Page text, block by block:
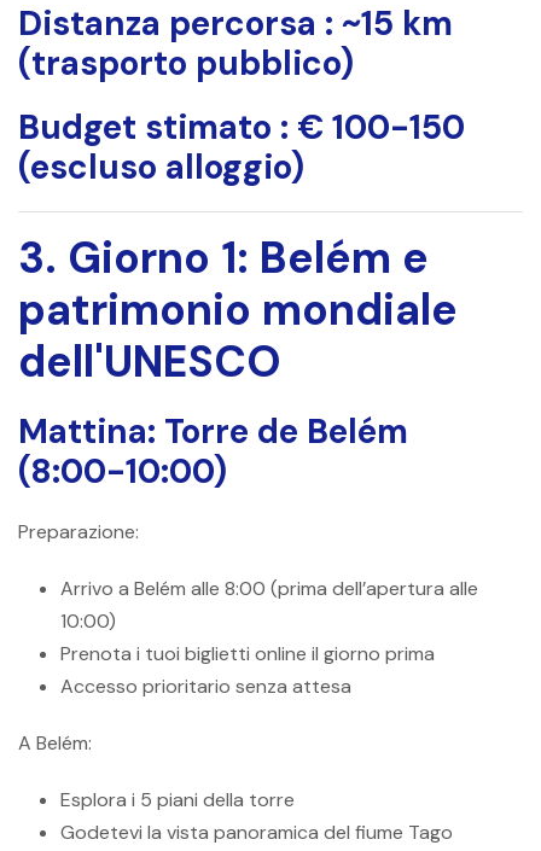
Distanza percorsa : ~15 km
(trasporto pubblico)
Budget stimato : € 100-150
(escluso alloggio)
3. Giorno 1: Belém e
patrimonio mondiale
dell'UNESCO
Mattina: Torre de Belém
(8:00-10:00)
Preparazione:
Arrivo a Belém alle 8:00 (prima dell’apertura alle
10:00)
Prenota i tuoi biglietti online il giorno prima
Accesso prioritario senza attesa
A Belém:
Esplora i 5 piani della torre
Godetevi la vista panoramica del fiume Tago